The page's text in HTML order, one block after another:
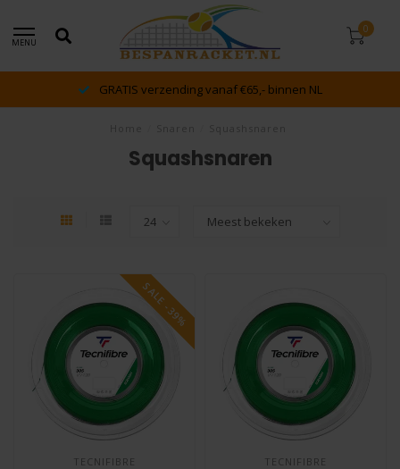
MENU
0
dé racket en bespan specialist van
Squashsnaren
SALE -39%
TECNIFIBRE TECNIFIBRE